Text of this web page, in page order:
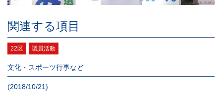
関連する項目
22区 議員活動
文化・スポーツ行事など
(2018/10/21)